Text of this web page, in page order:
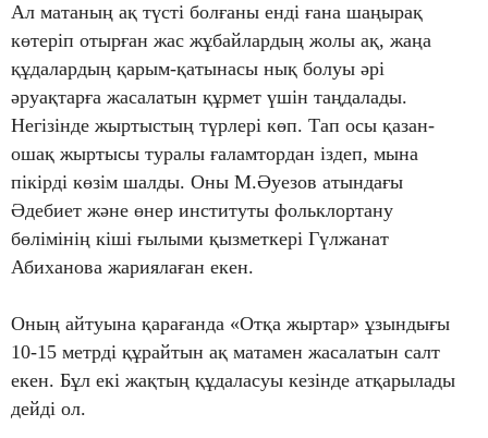
Ал матаның ақ түсті болғаны енді ғана шаңырақ
көтеріп отырған жас жұбайлардың жолы ақ, жаңа
құдалардың қарым-қатынасы нық болуы әрі
әруақтарға жасалатын құрмет үшін таңдалады.
Негізінде жыртыстың түрлері көп. Тап осы қазан-
ошақ жыртысы туралы ғаламтордан іздеп, мына
пікірді көзім шалды. Оны М.Әуезов атындағы
Әдебиет және өнер институты фольклортану
бөлімінің кіші ғылыми қызметкері Гүлжанат
Абиханова жариялаған екен.
Оның айтуына қарағанда «Отқа жыртар» ұзындығы
10-15 метрді құрайтын ақ матамен жасалатын салт
екен. Бұл екі жақ­тың құдаласуы кезінде атқарылады
дейді ол.